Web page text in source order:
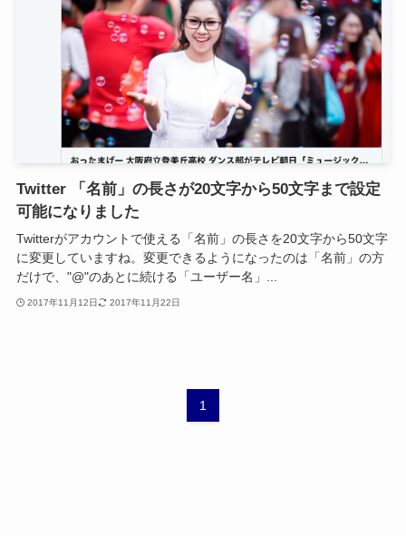
Twitter 「名前」の長さが20文字から50文字まで設定
可能になりました
Twitterがアカウントで使える「名前」の長さを20文字から50文字
に変更していますね。変更できるようになったのは「名前」の方
だけで、"@"のあとに続ける「ユーザー名」...
2017年11月12日 2017年11月22日
1